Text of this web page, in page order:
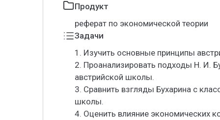
Продукт
реферат по экономической теории
Задачи
1. Изучить основные принципы
2. Проанализировать подходы Н. И.
австрийской школы.
3. Сравнить взгляды Бухарина с
школы.
4. Оценить влияние экономических